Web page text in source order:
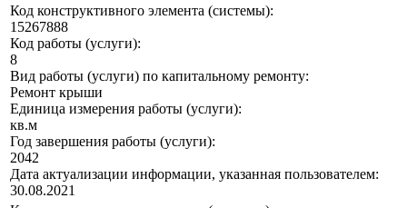
Код конструктивного элемента (системы):
15267888
Код работы (услуги):
8
Вид работы (услуги) по капитальному ремонту:
Ремонт крыши
Единица измерения работы (услуги):
кв.м
Год завершения работы (услуги):
2042
Дата актуализации информации, указанная пользователем:
30.08.2021